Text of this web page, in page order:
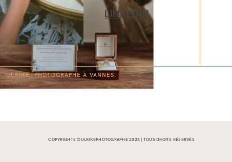
LINKEDIN
ULRIKE. PHOTOGRAPHE À VAN NES.
COPYRIGHTS ©ULRIKEPHOTOGRAPHE 2024 | TOUS DROITS RÉSERVÉS